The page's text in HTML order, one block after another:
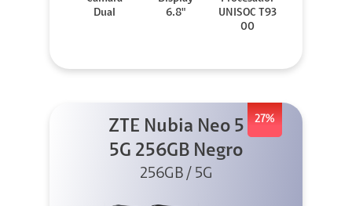
Dual
6.8"
UNISOC T93
00
27%
ZTE Nubia Neo 5
5G 256GB Negro
256GB / 5G